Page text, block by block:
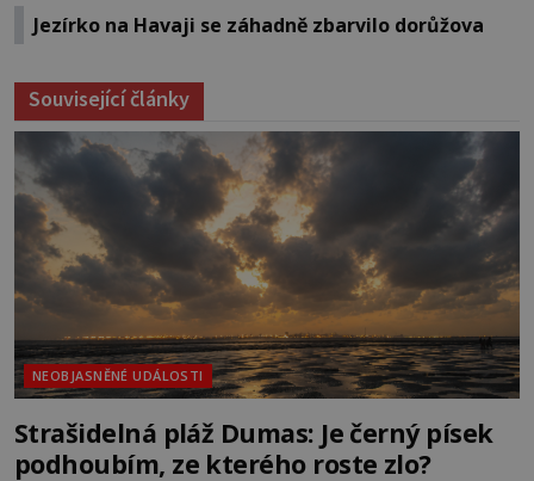
Jezírko na Havaji se záhadně zbarvilo dorůžova
Související články
NEOBJASNĚNÉ UDÁLOSTI
Strašidelná pláž Dumas: Je černý písek
podhoubím, ze kterého roste zlo?